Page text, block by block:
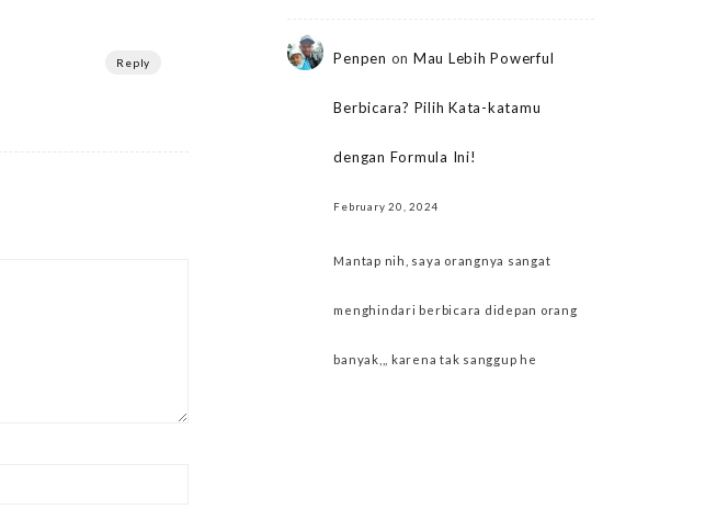
Reply Penpen on Mau Lebih Powerful
Berbicara? Pilih Kata-katamu
dengan Formula Ini!
February 20, 2024
Mantap nih, saya orangnya sangat
menghindari berbicara didepan orang
banyak,,, karena tak sanggup he